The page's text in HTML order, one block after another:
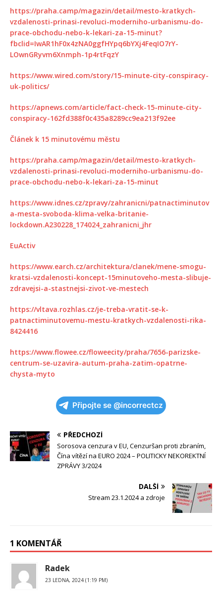
https://praha.camp/magazin/detail/mesto-kratkych-
vzdalenosti-prinasi-revoluci-moderniho-urbanismu-do-
prace-obchodu-nebo-k-lekari-za-15-minut?
fbclid=IwAR1hF0x4zNA0ggfHYpq6bYXj4FeqIO7rY-
LOwnGRyvm6Xnmph-1p4rtFqzY
https://www.wired.com/story/15-minute-city-conspiracy-
uk-politics/
https://apnews.com/article/fact-check-15-minute-city-
conspiracy-162fd388f0c435a8289cc9ea213f92ee
Článek k 15 minutovému městu
https://praha.camp/magazin/detail/mesto-kratkych-
vzdalenosti-prinasi-revoluci-moderniho-urbanismu-do-
prace-obchodu-nebo-k-lekari-za-15-minut
https://www.idnes.cz/zpravy/zahranicni/patnactiminutov
a-mesta-svoboda-klima-velka-britanie-
lockdown.A230228_174024_zahranicni_jhr
EuActiv
https://www.earch.cz/architektura/clanek/mene-smogu-
kratsi-vzdalenosti-koncept-15minutoveho-mesta-slibuje-
zdravejsi-a-stastnejsi-zivot-ve-mestech
https://vltava.rozhlas.cz/je-treba-vratit-se-k-
patnactiminutovemu-mestu-kratkych-vzdalenosti-rika-
8424416
https://www.flowee.cz/floweecity/praha/7656-parizske-
centrum-se-uzavira-autum-praha-zatim-opatrne-
chysta-myto
Připojte se @incorrectcz
PŘEDCHOZÍ
Sorosova cenzura v EU, Cenzuršan proti zbraním,
Čína vítězí na EURO 2024 – POLITICKY NEKOREKTNÍ
ZPRÁVY 3/2024
DALŠÍ
Stream 23.1.2024 a zdroje
1 KOMENTÁŘ
Radek
23 LEDNA, 2024 (1:19 PM)